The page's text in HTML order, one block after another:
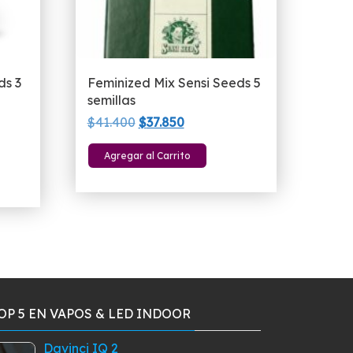
3
Feminized Mix Sensi Seeds 5
semillas
$41.400 El
precio
original
$37.850El
precio
actual
Agregar al Carrito
5 EN VAPOS & LED INDOOR
Davinci IQ 2